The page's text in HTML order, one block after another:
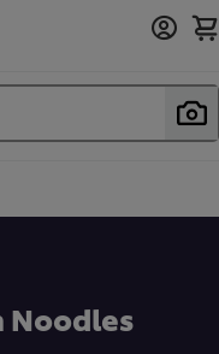
Noodles